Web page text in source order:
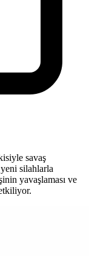
savaş
silahlarla
yavaşlaması ve